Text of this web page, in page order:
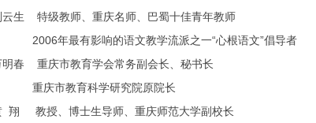
云生 特级教师、重庆名师、巴蜀十佳青年教师
年最有影响的语文教学流派之一“心根语文”倡导者
明春 重庆市教育学会常务副会长、秘书长
庆市教育科学研究院原院长
翔 教授、博士生导师、重庆师范大学副校长